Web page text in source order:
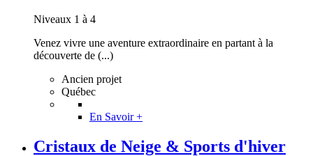
Niveaux 1 à 4
Venez vivre une aventure extraordinaire en partant à la
découverte de (...)
Ancien projet
Québec
En Savoir +
Cristaux de Neige & Sports d'hiver